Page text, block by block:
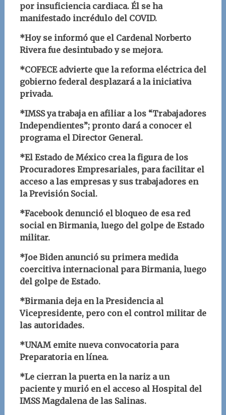
por insuficiencia cardiaca. Él se ha
manifestado incrédulo del COVID.
*Hoy se informó que el Cardenal Norberto
Rivera fue desintubado y se mejora.
*COFECE advierte que la reforma eléctrica del
gobierno federal desplazará a la iniciativa
privada.
*IMSS ya trabaja en afiliar a los “Trabajadores
Independientes”; pronto dará a conocer el
programa el Director General.
*El Estado de México crea la figura de los
Procuradores Empresariales, para facilitar el
acceso a las empresas y sus trabajadores en
la Previsión Social.
*Facebook denunció el bloqueo de esa red
social en Birmania, luego del golpe de Estado
militar.
*Joe Biden anunció su primera medida
coercitiva internacional para Birmania, luego
del golpe de Estado.
*Birmania deja en la Presidencia al
Vicepresidente, pero con el control militar de
las autoridades.
*UNAM emite nueva convocatoria para
Preparatoria en línea.
*Le cierran la puerta en la nariz a un
paciente y murió en el acceso al Hospital del
IMSS Magdalena de las Salinas.